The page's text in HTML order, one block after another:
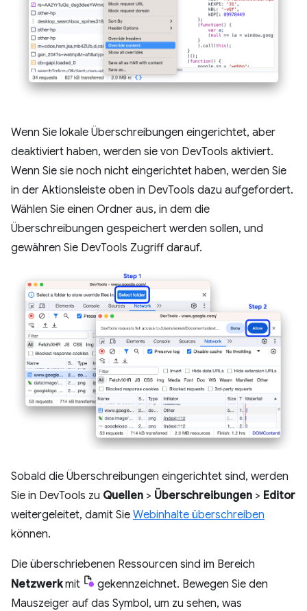
Wenn Sie lokale Überschreibungen eingerichtet, aber
deaktiviert haben, werden sie von DevTools aktiviert.
Wenn Sie sie noch nicht eingerichtet haben, werden Sie
in der Aktionsleiste oben in DevTools dazu aufgefordert.
Wählen Sie einen Ordner aus, in dem die
Überschreibungen gespeichert werden sollen, und
gewähren Sie DevTools Zugriff darauf.
Sobald die Überschreibungen eingerichtet sind, werden
Sie in DevTools zu Quellen > Überschreibungen > Editor
weitergeleitet, damit Sie Webinhalte überschreiben
können.
Die überschriebenen Ressourcen sind im Bereich
Netzwerkmit
gekennzeichnet. Bewegen Sie den
Mauszeiger auf das Symbol, um zu sehen, was